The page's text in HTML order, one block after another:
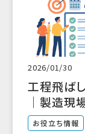
2026/01/30
工程飛ば
｜製造現
お役立ち情報